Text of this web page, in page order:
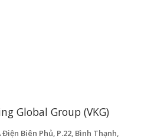
Global Group (VKG)
Biên Phủ, P.22, Bình Thạnh,